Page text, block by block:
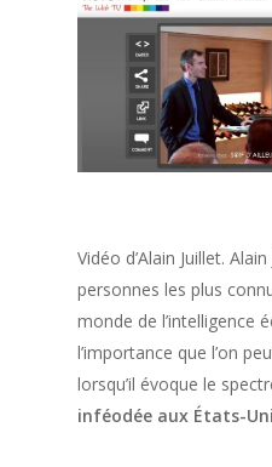
Vidéo d’Alain Juillet.
personnes les plus
monde de l’intelligence
l’importance que l’on
lorsqu’il évoque le
inféodée aux États-